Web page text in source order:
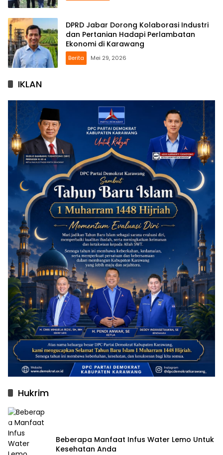
DPRD Jabar Dorong Kolaborasi Industri
dan Pertanian Hadapi Perlambatan
Ekonomi di Karawang
Berita Mei 29, 2026
IKLAN
Hukrim
Beberapa Manfaat Infus Water Lemo Untuk
Kesehatan Anda